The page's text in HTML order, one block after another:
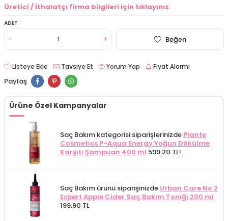
Üretici / İthalatçı firma bilgileri için tıklayınız
ADET
Beğen
Listeye Ekle Tavsiye Et Yorum Yap Fiyat Alarmı
Paylaş
Ürüne Özel Kampanyalar
Saç Bakım kategorisi siparişlerinizde Plante
Cosmetics P-Aqua Energy Yoğun Dökülme
Karşıtı Şampuan 400 ml 599.20 TL!
Saç Bakım ürünü siparişinizde Urban Care No 2
Expert Apple Cider Saç Bakım Toniği 200 ml
199.90 TL